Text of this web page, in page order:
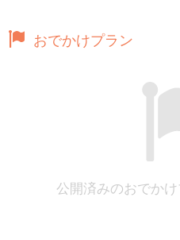
おでかけプラン
公開済みのおでか